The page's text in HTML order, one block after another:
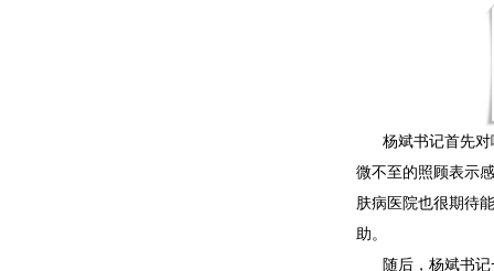
杨斌书记首先
微不至的照顾表示
肤病医院也很期待
助。
随后，杨斌书